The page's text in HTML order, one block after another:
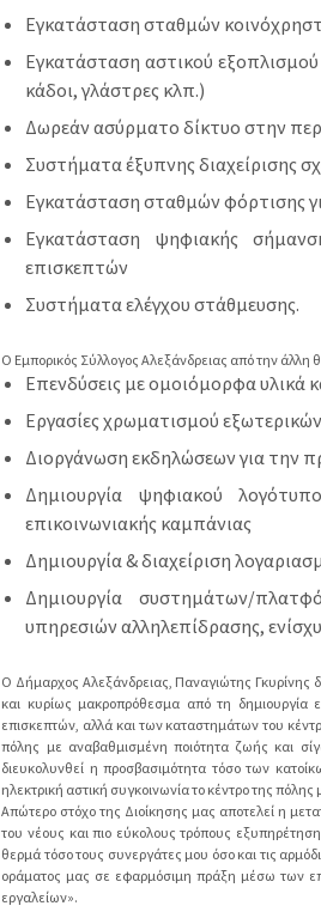
Εγκατάσταση σταθμών
Εγκατάσταση αστικού
κάδοι, γλάστρες κλπ.)
Δωρεάν ασύρματο δίκτυο στην
Συστήματα έξυπνης διαχείρισης
Εγκατάσταση σταθμών φόρτισης
Εγκατάσταση ψηφιακής
επισκεπτών
Συστήματα ελέγχου στάθμευσης.
Ο Εμπορικός Σύλλογος Αλεξάνδρειας από την άλλη
Επενδύσεις με ομοιόμορφα
Εργασίες χρωματισμού
Διοργάνωση εκδηλώσεων για την
Δημιουργία ψηφιακού
επικοινωνιακής καμπάνιας
Δημιουργία & διαχείριση
Δημιουργία συστημάτων/
υπηρεσιών αλληλεπίδρασης,
Ο Δήμαρχος Αλεξάνδρειας, Παναγιώτης
και κυρίως μακροπρόθεσμα από τη δημιουργία
επισκεπτών, αλλά και των καταστημάτων του
πόλης με αναβαθμισμένη ποιότητα ζωής και
διευκολυνθεί η προσβασιμότητα τόσο των
ηλεκτρική αστική συγκοινωνία το κέντρο της
Απώτερο στόχο της Διοίκησης μας αποτελεί η
του νέους και πιο εύκολους τρόπους
θερμά τόσο τους συνεργάτες μου όσο και τις
οράματος μας σε εφαρμόσιμη πράξη μέσω των
εργαλείων».